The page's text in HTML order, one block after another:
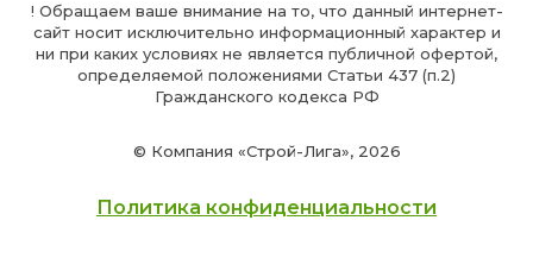
© Компания «Строй-Лига», 2026
! Обращаем ваше внимание на то, что данный интернет-
сайт носит исключительно информационный характер и
ни при каких условиях не является публичной офертой,
определяемой положениями Статьи 437 (п.2)
Гражданского кодекса РФ
Политика конфиденциальности